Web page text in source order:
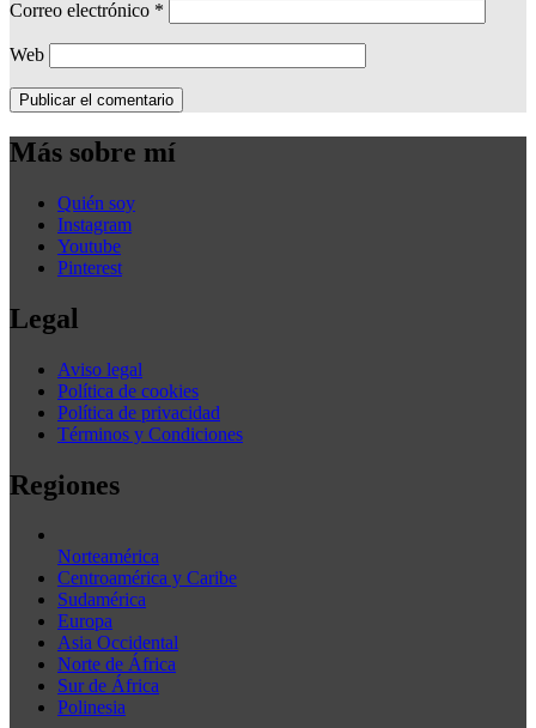
Correo electrónico *
Web
Más sobre mí
Quién soy
Instagram
Youtube
Pinterest
Legal
Aviso legal
Política de cookies
Política de privacidad
Términos y Condiciones
Regiones
Norteamérica
Centroamérica y Caribe
Sudamérica
Europa
Asia Occidental
Norte de África
Sur de África
Polinesia